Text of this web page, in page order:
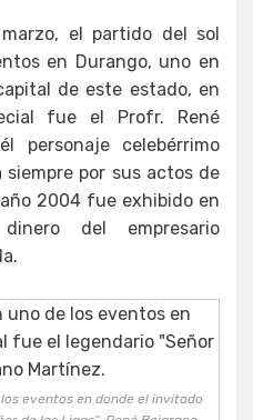
el partido del sol
en Durango, uno en
de este estado, en
fue el Profr. René
personaje celebérrimo
por sus actos de
2004 fue exhibido en
del empresario
eventos en donde el invitado